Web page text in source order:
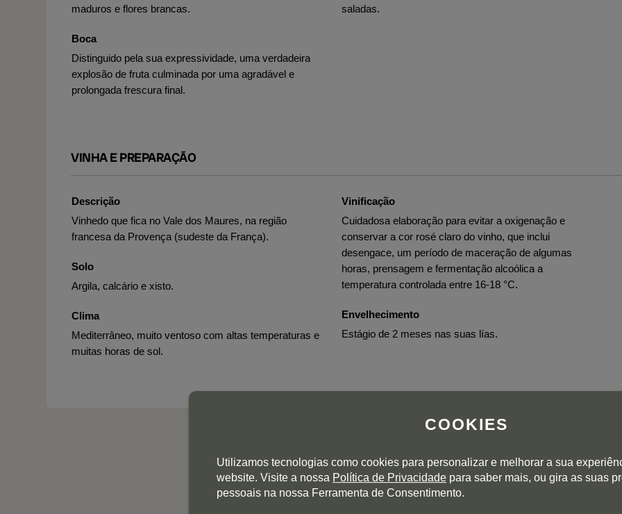
maduros e flores brancas.
Boca
Distinguido pela sua expressividade, uma verdadeira
explosão de fruta culminada por uma agradável e
prolongada frescura final.
saladas.
VINHA E PREPARAÇÃO
Descrição
Vinhedo que fica no Vale dos Maures, na região
francesa da Provença (sudeste da França).
Solo
Argila, calcário e xisto.
Clima
Mediterrâneo, muito ventoso com altas temperaturas e
muitas horas de sol.
Vinificação
Cuidadosa elaboração para evitar a oxigenação e
conservar a cor rosé claro do vinho, que inclui
desengace, um período de maceração de algumas
horas, prensagem e fermentação alcoólica a
temperatura controlada entre 16-18 °C.
Envelhecimento
Estágio de 2 meses nas suas lías.
AVALIAÇÕES DOS UTILIZADORES
COOKIES
Utilizamos tecnologias como cookies para personalizar e melhorar a sua
website. Visite a nossa Política de Privacidade para saber mais, ou gira as suas
pessoais na nossa Ferramenta de Consentimento.